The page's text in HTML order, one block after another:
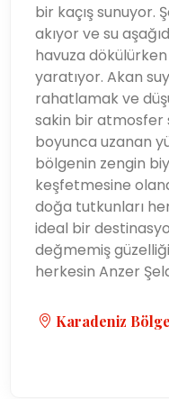
bir kaçış sunuyor.
akıyor ve su
havuza
yaratıyor. Akan
rahatlamak ve
sakin bir atmosfer
boyunca uzanan
bölgenin zengin
keşfetmesine
doğa tutkunları
ideal bir
değmemiş
herkesin Anzer
Karadeniz